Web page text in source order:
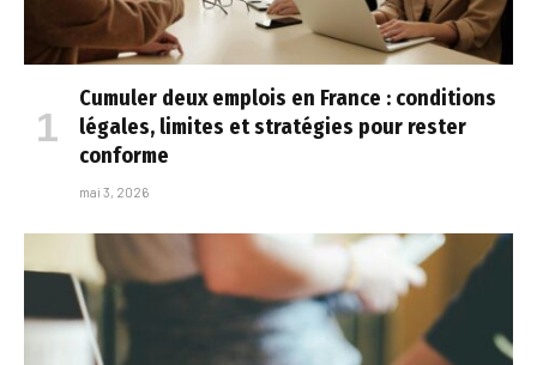
Cumuler deux emplois en France : conditions
légales, limites et stratégies pour rester
conforme
mai 3, 2026